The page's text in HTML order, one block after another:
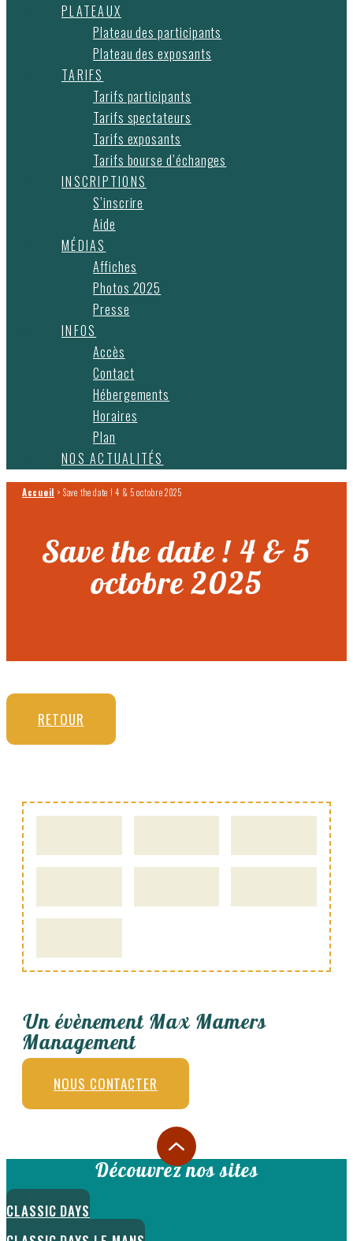
PLATEAUX
Plateau des participants
Plateau des exposants
TARIFS
Tarifs participants
Tarifs spectateurs
Tarifs exposants
Tarifs bourse d’échanges
INSCRIPTIONS
S’inscrire
Aide
MÉDIAS
Affiches
Photos 2025
Presse
INFOS
Accès
Contact
Hébergements
Horaires
Plan
NOS ACTUALITÉS
Accueil >Save the date ! 4 & 5 octobre 2025
Save the date ! 4 & 5
octobre 2025
RETOUR
Un évènement Max Mamers
Management
NOUS CONTACTER
Découvrez nos sites
CLASSIC DAYS